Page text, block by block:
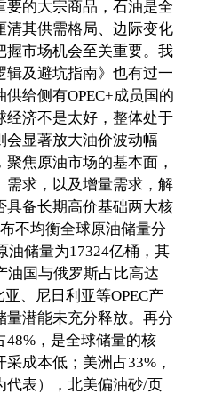
要的大宗商品，石油是全
清其供需格局、边际变化
握市场机会至关重要。我
辑及避坑指南》也有过一
给侧有OPEC+成员国的
经济不是太好，整体处于
会显著放大油价波动幅
焦原油市场的基本面，
需求，以及增量需求，解
具备长期高价基础两大核
不均衡全球原油储量分
油储量为17324亿桶，其
油国与俄罗斯占比高达
、尼日利亚等OPEC产
量潜能未充分释放。再分
48%，是全球储量的核
成本低；美洲占33%，
代表），北美偏油砂/页